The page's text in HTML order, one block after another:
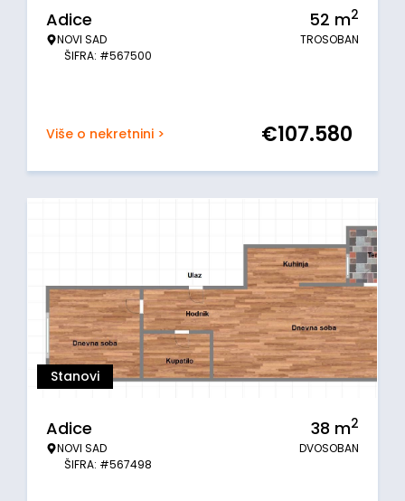
Adice
NOVI SAD
ŠIFRA: #567500
52 m2
TROSOBAN
Više o nekretnini > €107.580
Stanovi
Adice
NOVI SAD
ŠIFRA: #567498
38 m2
DVOSOBAN